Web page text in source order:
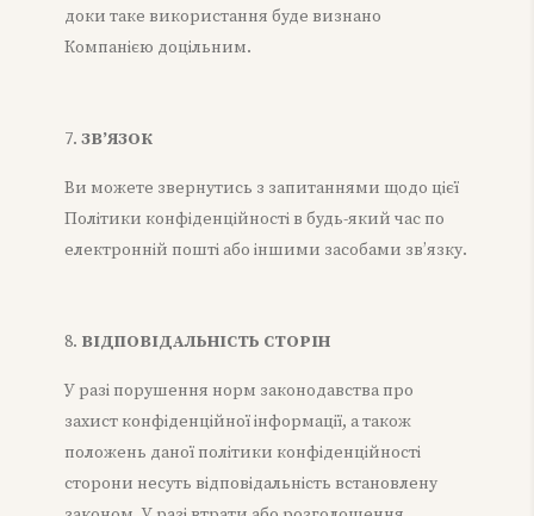
доки таке використання буде визнано
Компанією доцільним.
ЗВ’ЯЗОК
Ви можете звернутись з запитаннями щодо цієї
Політики конфіденційності в будь-який час по
електронній пошті або іншими засобами зв’язку.
ВІДПОВІДАЛЬНІСТЬ СТОРІН
У разі порушення норм законодавства про
захист конфіденційної інформації, а також
положень даної політики конфіденційності
сторони несуть відповідальність встановлену